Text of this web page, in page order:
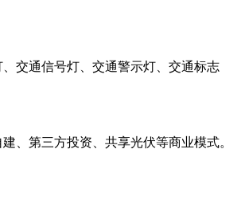
交通信号灯、交通警示灯、交通标志
、第三方投资、共享光伏等商业模式。